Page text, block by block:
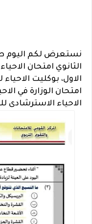
نستعرض لكم اليوم
الثانوي امتحان الاحياء
الاول، بوكليت الاحياء
امتحان الوزارة في
الاحياء الاسترشادى